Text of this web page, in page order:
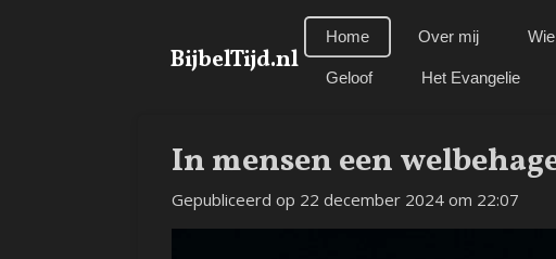
BijbelTijd.nl
Home Over mij
Geloof Het Evangelie
In mensen een
Gepubliceerd op 22 december 2024 om 22:07